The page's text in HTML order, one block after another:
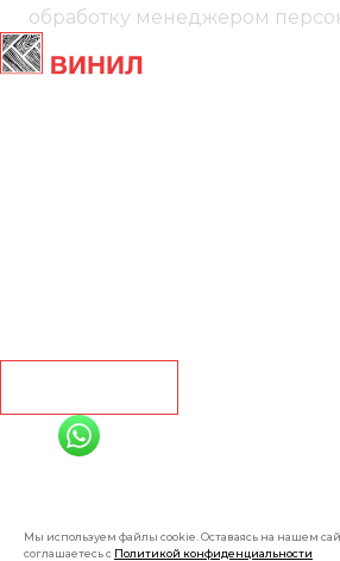
обработку менеджером
Мы используем файлы cookie. Оставаясь на нашем
соглашаетесь с Политикой конфиденциальности